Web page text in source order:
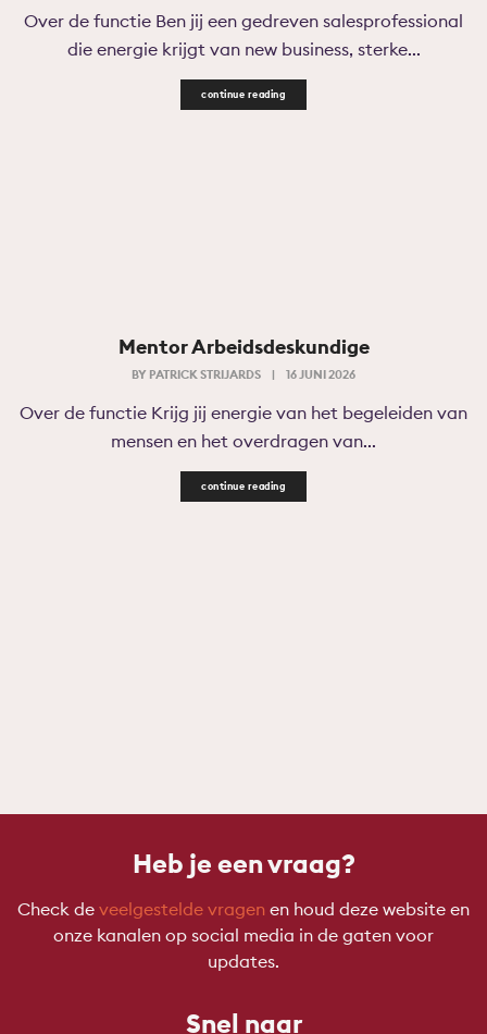
Over de functie Ben jij een gedreven salesprofessional
die energie krijgt van new business, sterke...
continue reading
Mentor Arbeidsdeskundige
BY PATRICK STRIJARDS | 16 JUNI 2026
Over de functie Krijg jij energie van het begeleiden van
mensen en het overdragen van...
continue reading
Heb je een vraag?
Check de veelgestelde vragen en houd deze website en
onze kanalen op social media in de gaten voor
updates.
Snel naar